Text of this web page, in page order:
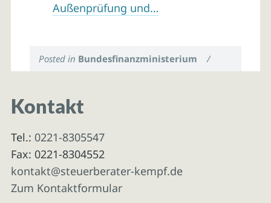
Außenprüfung und…
Posted in Bundesfinanzministerium /
Kontakt
Tel.: 0221-8305547
Fax: 0221-8304552
kontakt@steuerberater-kempf.de
Zum Kontaktformular